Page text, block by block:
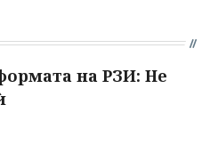
на РЗИ: Не